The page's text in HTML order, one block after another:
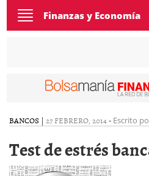
Toggle
navigation
Finanzas y Economía
BANCOS | 27 FEBRERO, 2014- Escrito
Test de estrés